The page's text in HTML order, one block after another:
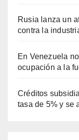
Rusia lanza un
contra la
En Venezuela
ocupación a la
Créditos
tasa de 5% y se